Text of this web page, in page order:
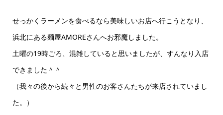
せっかくラーメンを食べるなら美味しいお店へ行こうとなり、
浜北にある麺屋AMOREさんへお邪魔しました。
土曜の19時ごろ、混雑していると思いましたが、すんなり入店
できました＾＾
（我々の後から続々と男性のお客さんたちが来店されていまし
た。）